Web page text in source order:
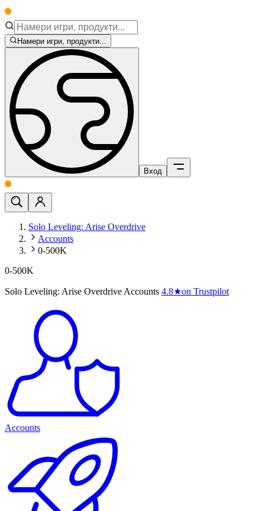
Намери игри, продукти...
Вход
Solo Leveling: Arise Overdrive
Accounts
0-500K
0-500K
Solo Leveling: Arise Overdrive Accounts 4.8★on Trustpilot
Accounts